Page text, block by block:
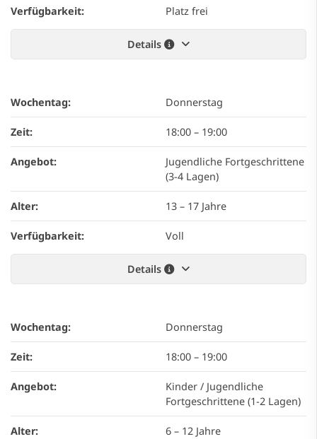
Verfügbarkeit: Platz frei
Details
Wochentag: Donnerstag
Zeit: 18:00 – 19:00
Angebot:
Jugendliche Fortgeschrittene
(3-4 Lagen)
Alter: 13 – 17 Jahre
Verfügbarkeit: Voll
Details
Wochentag: Donnerstag
Zeit: 18:00 – 19:00
Angebot:
Kinder / Jugendliche
Fortgeschrittene (1-2 Lagen)
Alter: 6 – 12 Jahre